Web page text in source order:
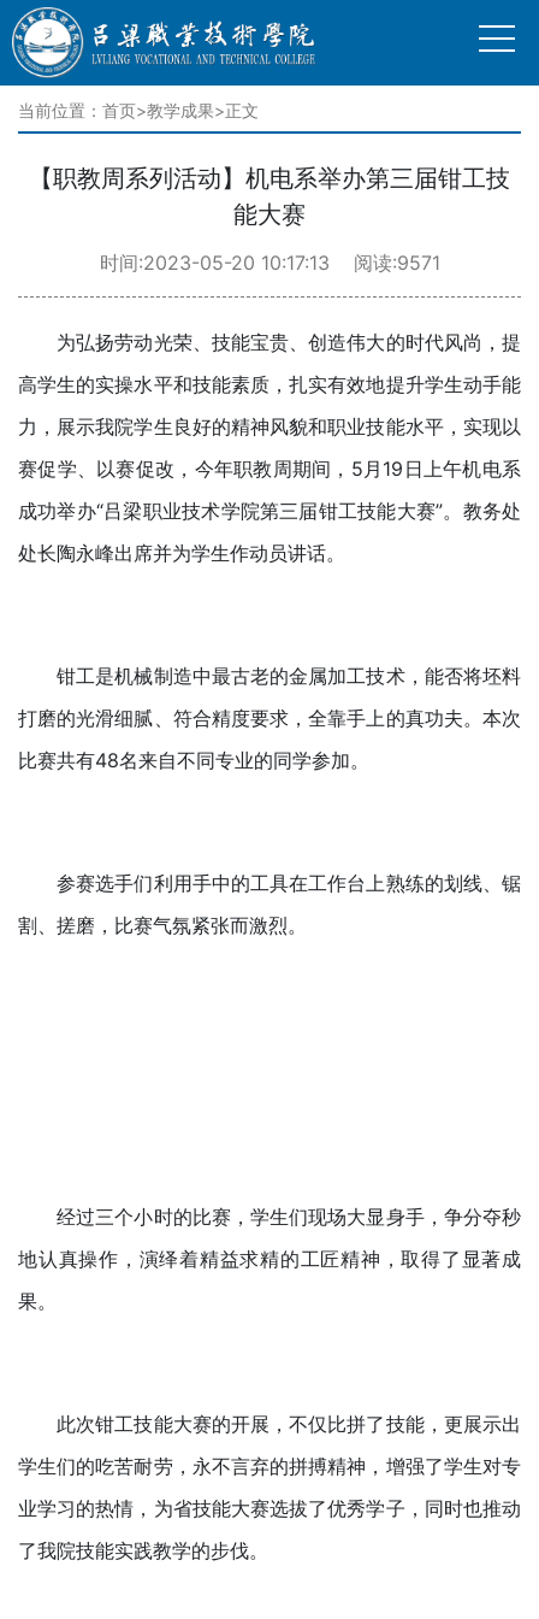
当前位置： 首页>教学成果>正文
【职教周系列活动】机电系举办第三届钳工技
能大赛
时间:2023-05-20 10:17:13 阅读:9571
为弘扬劳动光荣、技能宝贵、创造伟大的时代风尚，提
高学生的实操水平和技能素质，扎实有效地提升学生动手能
力，展示我院学生良好的精神风貌和职业技能水平，实现以
赛促学、以赛促改，今年职教周期间，5月19日上午机电系
成功举办“吕梁职业技术学院第三届钳工技能大赛”。教务处
处长陶永峰出席并为学生作动员讲话。
钳工是机械制造中最古老的金属加工技术，能否将坯料
打磨的光滑细腻、符合精度要求，全靠手上的真功夫。本次
比赛共有48名来自不同专业的同学参加。
参赛选手们利用手中的工具在工作台上熟练的划线、锯
割、搓磨，比赛气氛紧张而激烈。
经过三个小时的比赛，学生们现场大显身手，争分夺秒
地认真操作，演绎着精益求精的工匠精神，取得了显著成
果。
此次钳工技能大赛的开展，不仅比拼了技能，更展示出
学生们的吃苦耐劳，永不言弃的拼搏精神，增强了学生对专
业学习的热情，为省技能大赛选拔了优秀学子，同时也推动
了我院技能实践教学的步伐。